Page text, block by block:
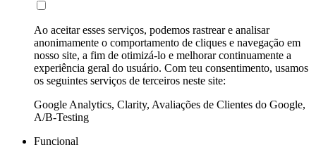
Ao aceitar esses serviços, podemos rastrear e analisar
anonimamente o comportamento de cliques e navegação em
nosso site, a fim de otimizá-lo e melhorar continuamente a
experiência geral do usuário. Com teu consentimento, usamos
os seguintes serviços de terceiros neste site:
Google Analytics, Clarity, Avaliações de Clientes do Google,
A/B-Testing
Funcional